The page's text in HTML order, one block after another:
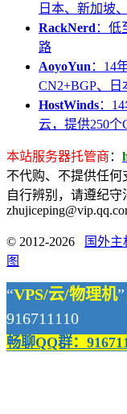
日本、新加坡
RackNerd ：低
路
AoyoYun ：14
CN2+BGP、
HostWinds：
云，提供250个
本站服务器托管商 ：
不代购、不提供任何
自行辨别，请遵纪守
© 2012-2026 国外
图
“VPS/云/物理机
916711110
畅聊QQ群：